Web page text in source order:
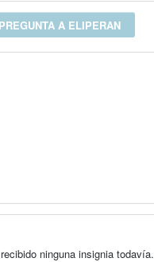
A ELIPERAN
ninguna insignia todavía.